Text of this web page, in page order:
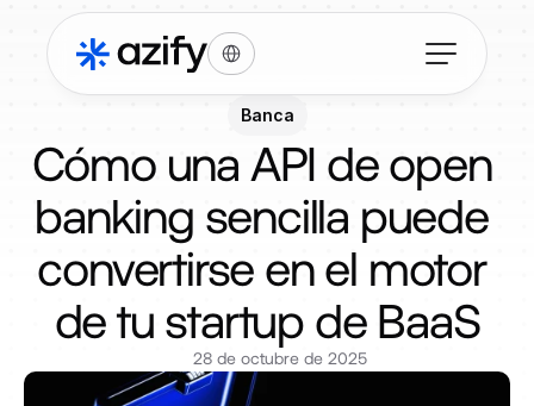
Select Language
Banca
Cómo una API de open
banking sencilla puede
convertirse en el motor
de tu startup de BaaS
28 de octubre de 2025